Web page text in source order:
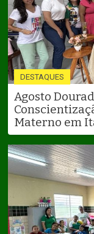
DESTAQUES
Agosto
Materno em